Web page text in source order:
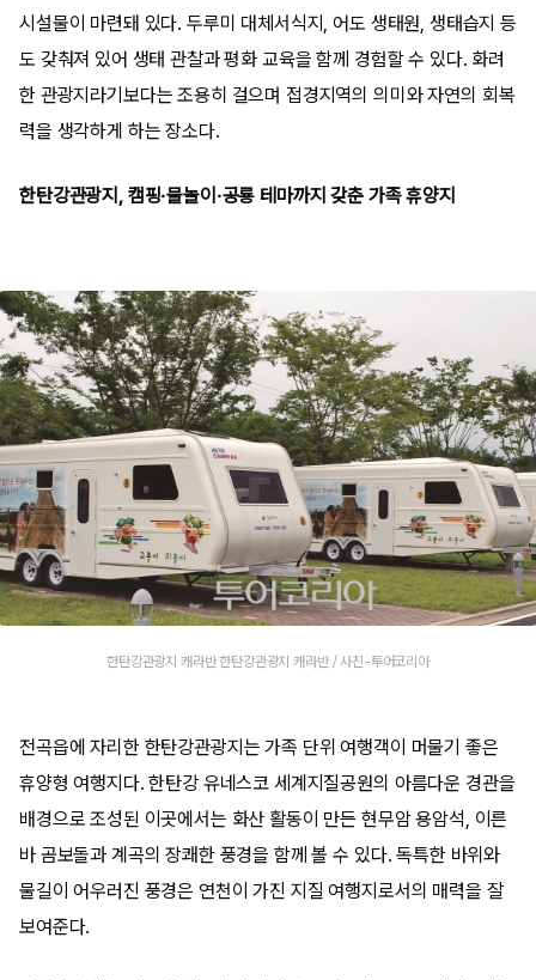
시설물이 마련돼 있다. 두루미 대체서식지, 어도 생태원, 생태습지 등
도 갖춰져 있어 생태 관찰과 평화 교육을 함께 경험할 수 있다. 화려
한 관광지라기보다는 조용히 걸으며 접경지역의 의미와 자연의 회복
력을 생각하게 하는 장소다.
한탄강관광지, 캠핑·물놀이·공룡 테마까지 갖춘 가족 휴양지
한탄강관광지 캐라반 한탄강관광지 캐라반 / 사진-투어코리아
전곡읍에 자리한 한탄강관광지는 가족 단위 여행객이 머물기 좋은
휴양형 여행지다. 한탄강 유네스코 세계지질공원의 아름다운 경관을
배경으로 조성된 이곳에서는 화산 활동이 만든 현무암 용암석, 이른
바 곰보돌과 계곡의 장쾌한 풍경을 함께 볼 수 있다. 독특한 바위와
물길이 어우러진 풍경은 연천이 가진 지질 여행지로서의 매력을 잘
보여준다.